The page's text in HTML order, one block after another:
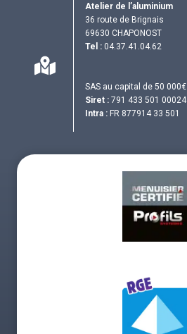
Atelier de l’aluminium
36 route de Brignais
69630 CHAPONOST
Tel : 04.37.41.04.62
SAS au capital de 50 000€
Siret : 791 433 501 00024
Intra : FR 877914 33 501